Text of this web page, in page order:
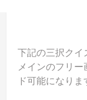
下記の三択クイ
メインのフリ
ド可能になりま